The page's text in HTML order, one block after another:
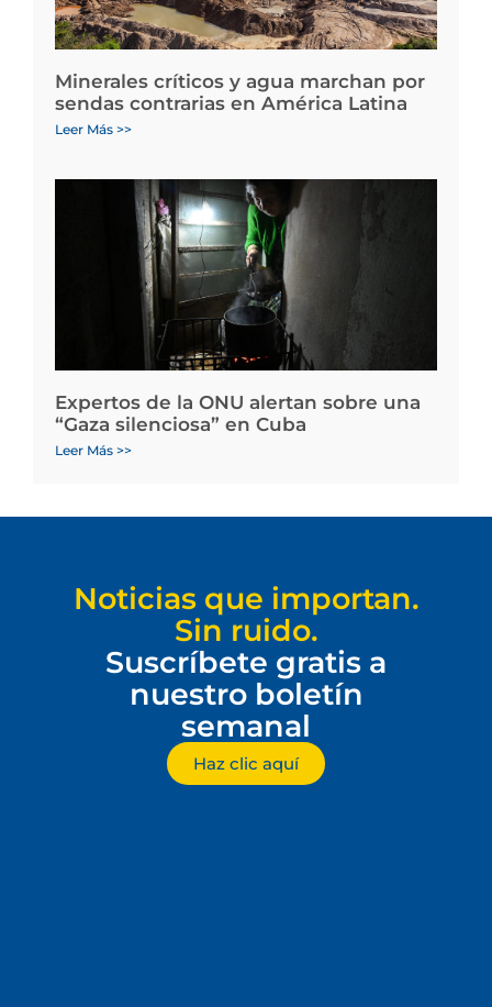
Minerales críticos y agua marchan por
sendas contrarias en América Latina
Leer Más >>
Expertos de la ONU alertan sobre una
“Gaza silenciosa” en Cuba
Leer Más >>
Noticias que importan.
Sin ruido.
Suscríbete gratis a
nuestro boletín
semanal
Haz clic aquí